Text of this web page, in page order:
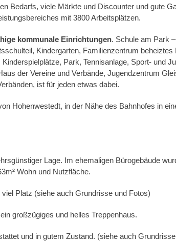
Bedarfs, viele Märkte und Discounter und gute
mit 3800 Arbeitsplätzen.
kommunale Einrichtungen. Schule am Park
Kindergarten, Familienzentrum beheiztes
Park, Tennisanlage, Sport- und
der Vereine und Verbände, Jugendzentrum
ist für jeden etwas dabei.
Hohenwestedt, in der Nähe des Bahnhofes in
Lage. Im ehemaligen Bürogebäude
Wohn und Nutzfläche.
Platz (siehe auch Grundrisse und Fotos)
großzügiges und helles Treppenhaus.
und in gutem Zustand. (siehe auch